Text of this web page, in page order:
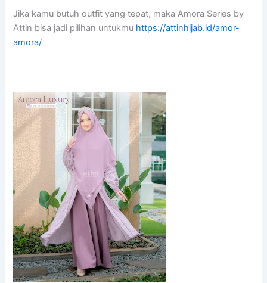
Jika kamu butuh outfit yang tepat, maka Amora Series by
Attin bisa jadi pilihan untukmu https://attinhijab.id/amor-
amora/